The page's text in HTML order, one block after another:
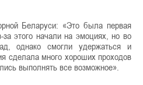
Беларуси: «Это была первая
этого начали на эмоциях, но во
однако смогли удержаться и
сделала много хороших проходов
выполнять все возможное».